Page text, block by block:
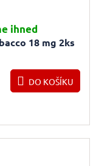
18 mg 2ks
ihned
DO KOŠÍKU